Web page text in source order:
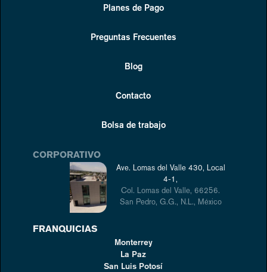
Planes de Pago
Preguntas Frecuentes
Blog
Contacto
Bolsa de trabajo
CORPORATIVO
Ave. Lomas del Valle 430, Local
4-1,
Col. Lomas del Valle, 66256.
San Pedro, G.G., N.L., México
FRANQUICIAS
Monterrey
La Paz
San Luis Potosí